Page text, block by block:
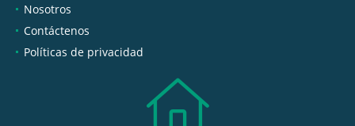
Nosotros
Contáctenos
Políticas de privacidad